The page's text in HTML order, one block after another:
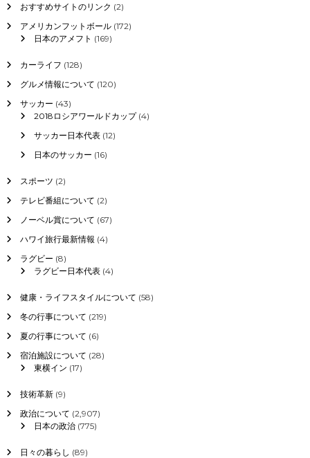
おすすめサイトのリンク (2)
アメリカンフットボール(172)
日本のアメフト (169)
カーライフ (128)
グルメ情報について (120)
サッカー (43)
2018ロシアワールドカップ(4)
サッカー日本代表(12)
日本のサッカー (16)
スポーツ (2)
テレビ番組について (2)
ノーベル賞について (67)
ハワイ旅行最新情報 (4)
ラグビー (8)
ラグビー日本代表(4)
健康・ライフスタイルについて (58)
冬の行事について (219)
夏の行事について (6)
宿泊施設について (28)
東横イン (17)
技術革新(9)
政治について (2,907)
日本の政治(775)
日々の暮らし (89)